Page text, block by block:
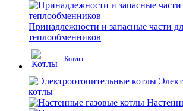
Принадлежности и запасные части
теплообменников
Котлы
котлы